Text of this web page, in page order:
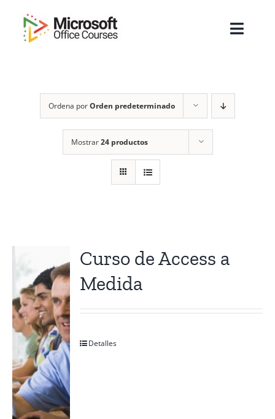
contenido
Sobre Nosotros
Cursos
Masters
Contactanos
Ordena porOrden predeterminado
Mostrar24 productos
Curso de Access a
Medida
Detalles